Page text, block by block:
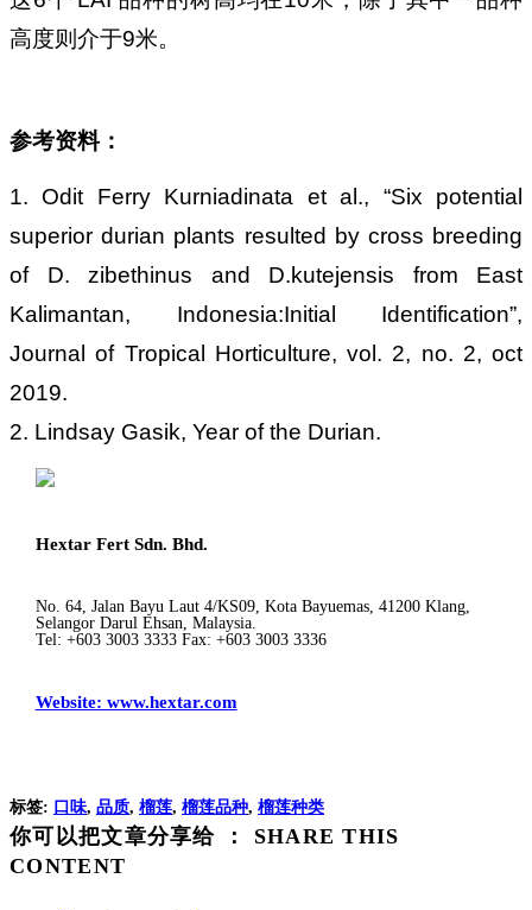
高度则介于9米。
参考资料：
1. Odit Ferry Kurniadinata et al., “Six potential
superior durian plants resulted by cross breeding
of D. zibethinus and D.kutejensis from East
Kalimantan, Indonesia:Initial Identification”,
Journal of Tropical Horticulture, vol. 2, no. 2, oct
2019.
2. Lindsay Gasik, Year of the Durian.
Hextar Fert Sdn. Bhd.
No. 64, Jalan Bayu Laut 4/KS09, Kota Bayuemas, 41200 Klang,
Selangor Darul Ehsan, Malaysia.
Tel: +603 3003 3333 Fax: +603 3003 3336
Website: www.hextar.com
标签: 口味, 品质, 榴莲, 榴莲品种, 榴莲种类
你可以把文章分享给 ：
SHARE THIS
CONTENT